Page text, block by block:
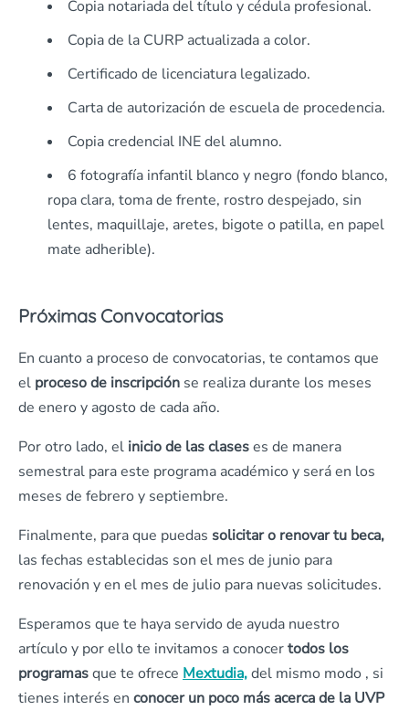
Copia notariada del título y cédula profesional.
Copia de la CURP actualizada a color.
Certificado de licenciatura legalizado.
Carta de autorización de escuela de procedencia.
Copia credencial INE del alumno.
6 fotografía infantil blanco y negro (fondo blanco,
ropa clara, toma de frente, rostro despejado, sin
lentes, maquillaje, aretes, bigote o patilla, en papel
mate adherible).
Próximas Convocatorias
En cuanto a proceso de convocatorias, te contamos que
el proceso de inscripción se realiza durante los meses
de enero y agosto de cada año.
Por otro lado, el inicio de las claseses de manera
semestral para este programa académico y será en los
meses de febrero y septiembre.
Finalmente, para que puedas solicitar o renovar tu beca,
las fechas establecidas son el mes de junio para
renovación y en el mes de julio para nuevas solicitudes.
Esperamos que te haya servido de ayuda nuestro
artículo y por ello te invitamos a conocertodos los
programasque te ofrece Mextudia,del mismo modo , si
tienes interés en conocer un poco más acerca de la UVP